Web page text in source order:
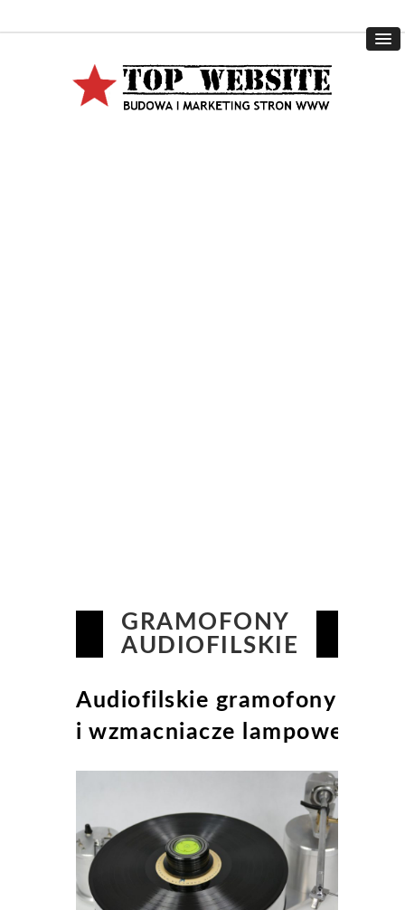
GRAMOFONY
AUDIOFILSKIE
Audiofilskie gramofony
i wzmacniacze lampowe